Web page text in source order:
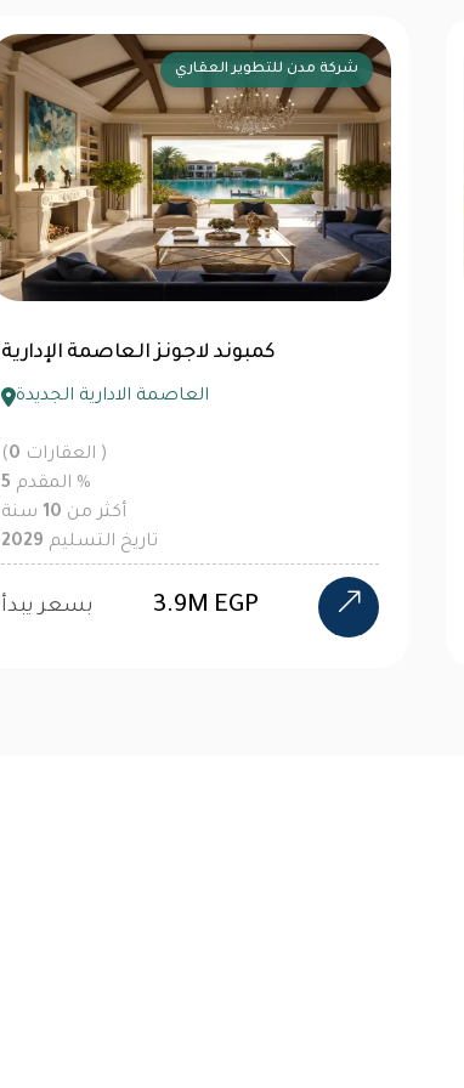
لافيستا
الباتيو جاد العاصمة الإدارية
العاصمة الادارية الجديدة
(0
العقارات )
المقدم 5
%
أكثر من 10 سنة
تاريخ التسليم 2029
بسعر يبدأ 110K